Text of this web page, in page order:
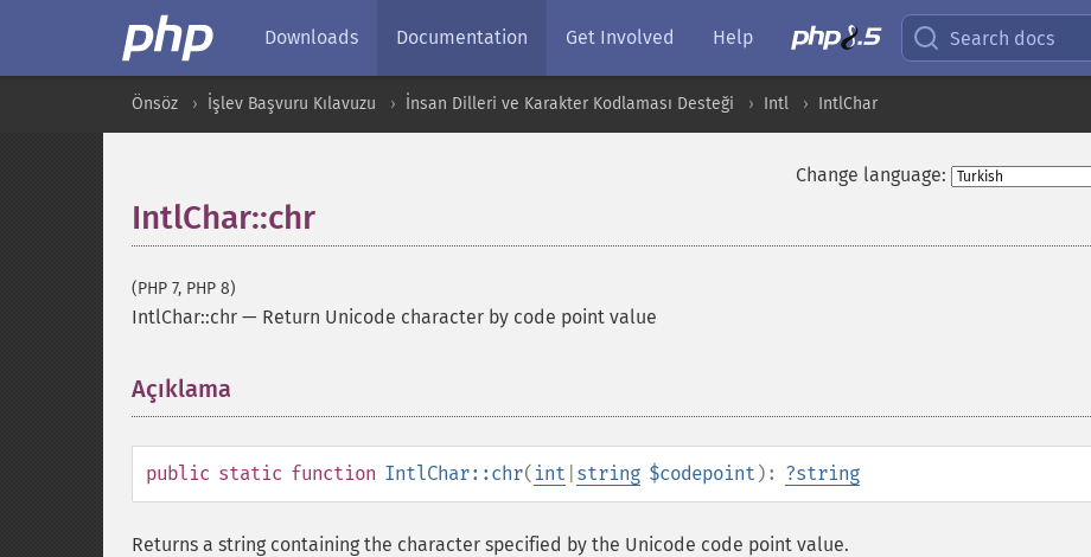
Downloads Documentation Get Involved Help Search docs
Önsöz İşlev Başvuru Kılavuzu İnsan Dilleri ve Karakter Kodlaması Desteği Intl IntlChar
Change language:
IntlChar::chr
(PHP 7, PHP 8)
IntlChar::chr — Return Unicode character by code point value
Açıklama
public static function IntlChar::chr( int string $codepoint ): ?string
Returns a string containing the character specified by the Unicode code point value.